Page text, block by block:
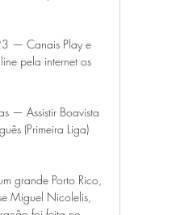
— Canais Play e
pela internet os
— Assistir Boavista
(Primeira Liga)
grande Porto Rico,
Miguel Nicolelis,